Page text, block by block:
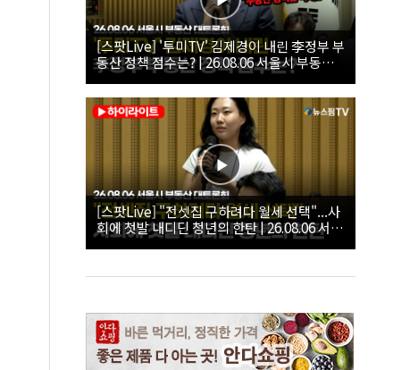
[스팟Live] '투미TV' 김제경이 내린 李정부 부
동산 정책 점수는? | 26.08.06 서울시 부동산
대토론회
[스팟Live] "전셋집 구하려다 월세 선택"...사
회에 첫발 내디딘 청년의 한탄 | 26.08.06 서울
시 부동산 대토론회